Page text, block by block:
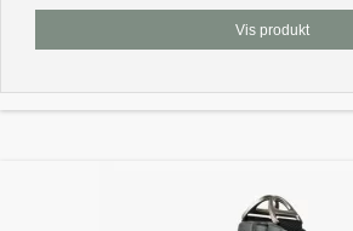
Vis produkt